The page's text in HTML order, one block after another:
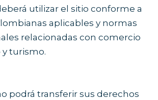
utilizar el sitio conforme a
aplicables y normas
relacionadas con comercio
turismo.
podrá transferir sus derechos